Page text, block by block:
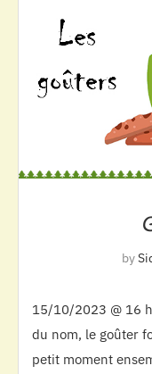
by
15/10/2023 @ 16
du nom, le goûter
petit moment